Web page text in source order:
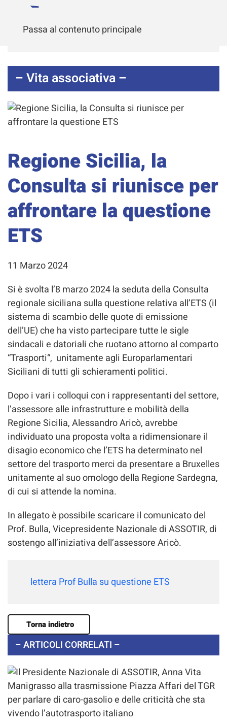
Passa al contenuto principale
– Vita associativa –
Regione Sicilia, la
Consulta si riunisce per
affrontare la questione
ETS
11 Marzo 2024
Si è svolta l’8 marzo 2024 la seduta della Consulta
regionale siciliana sulla questione relativa all’ETS (il
sistema di scambio delle quote di emissione
dell’UE) che ha visto partecipare tutte le sigle
sindacali e datoriali che ruotano attorno al comparto
“Trasporti“, unitamente agli Europarlamentari
Siciliani di tutti gli schieramenti politici.
Dopo i vari i colloqui con i rappresentanti del settore,
l’assessore alle infrastrutture e mobilità della
Regione Sicilia, Alessandro Aricò, avrebbe
individuato una proposta volta a ridimensionare il
disagio economico che l’ETS ha determinato nel
settore del trasporto merci da presentare a Bruxelles
unitamente al suo omologo della Regione Sardegna,
di cui si attende la nomina.
In allegato è possibile scaricare il comunicato del
Prof. Bulla, Vicepresidente Nazionale di ASSOTIR, di
sostengo all’iniziativa dell’assessore Aricò.
lettera Prof Bulla su questione ETS
Torna indietro
– ARTICOLI CORRELATI –